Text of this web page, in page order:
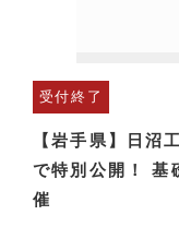
受付終了
【岩手県】日沼
で特別公開！
催